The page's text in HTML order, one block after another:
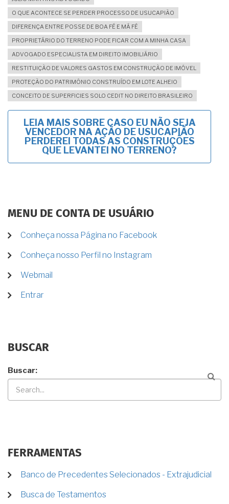
O QUE ACONTECE SE PERDER PROCESSO DE USUCAPIÃO
DIFERENÇA ENTRE POSSE DE BOA FÉ E MÁ FÉ
PROPRIETÁRIO DO TERRENO PODE FICAR COM A MINHA CASA
ADVOGADO ESPECIALISTA EM DIREITO IMOBILIÁRIO
RESTITUIÇÃO DE VALORES GASTOS EM CONSTRUÇÃO DE IMÓVEL
PROTEÇÃO DO PATRIMÔNIO CONSTRUÍDO EM LOTE ALHEIO
CONCEITO DE SUPERFICIES SOLO CEDIT NO DIREITO BRASILEIRO
LEIA MAIS SOBRE CASO EU NÃO SEJA
VENCEDOR NA AÇÃO DE USUCAPIÃO
PERDEREI TODAS AS CONSTRUÇÕES
QUE LEVANTEI NO TERRENO?
MENU DE CONTA DE USUÁRIO
Conheça nossa Página no Facebook
Conheça nosso Perfil no Instagram
Webmail
Entrar
BUSCAR
Buscar
FERRAMENTAS
Banco de Precedentes Selecionados - Extrajudicial
Busca de Testamentos